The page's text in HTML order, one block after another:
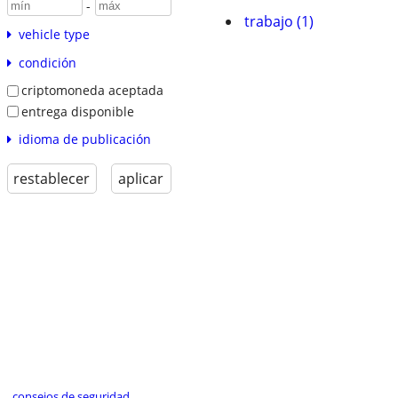
-
vehicle type
condición
criptomoneda aceptada
entrega disponible
idioma de publicación
restablecer aplicar
trabajo (1)